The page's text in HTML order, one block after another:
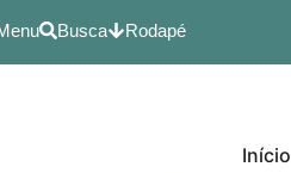
Busca Rodapé
Início